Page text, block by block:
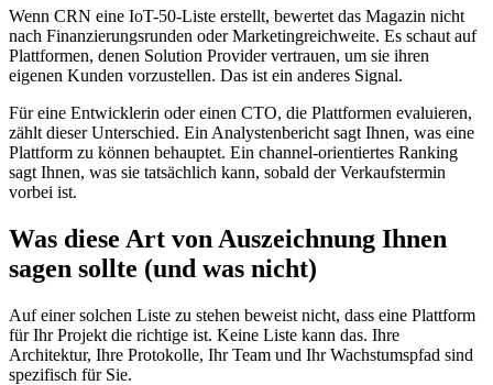
Wenn CRN eine IoT-50-Liste erstellt, bewertet das Magazin nicht
nach Finanzierungsrunden oder Marketingreichweite. Es schaut auf
Plattformen, denen Solution Provider vertrauen, um sie ihren
eigenen Kunden vorzustellen. Das ist ein anderes Signal.
Für eine Entwicklerin oder einen CTO, die Plattformen evaluieren,
zählt dieser Unterschied. Ein Analystenbericht sagt Ihnen, was eine
Plattform zu können behauptet. Ein channel-orientiertes Ranking
sagt Ihnen, was sie tatsächlich kann, sobald der Verkaufstermin
vorbei ist.
Was diese Art von Auszeichnung Ihnen
sagen sollte (und was nicht)
Auf einer solchen Liste zu stehen beweist nicht, dass eine Plattform
für Ihr Projekt die richtige ist. Keine Liste kann das. Ihre
Architektur, Ihre Protokolle, Ihr Team und Ihr Wachstumspfad sind
spezifisch für Sie.